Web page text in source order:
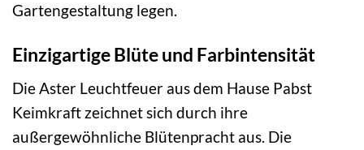
Gartengestaltung legen.
Einzigartige Blüte und Farbintensität
Die Aster Leuchtfeuer aus dem Hause Pabst
Keimkraft zeichnet sich durch ihre
außergewöhnliche Blütenpracht aus. Die